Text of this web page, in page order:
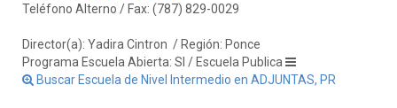
Teléfono Alterno / Fax: (787) 829-0029
Director(a): Yadira Cintron / Región: Ponce
Programa Escuela Abierta: SI / Escuela Publica
Buscar Escuela de Nivel Intermedio en ADJUNTAS, PR